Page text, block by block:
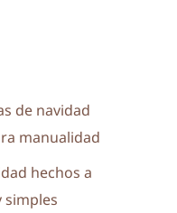
de navidad
manualidad
hechos a
simples